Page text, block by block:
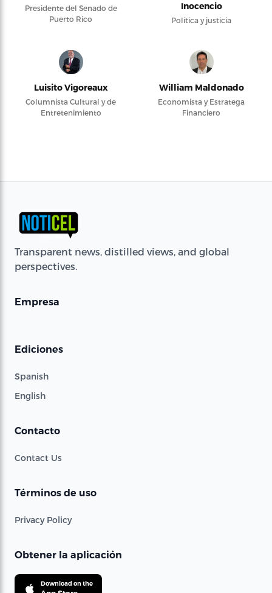
Presidente del Senado de
Puerto Rico
Inocencio
Política y justicia
Luisito Vigoreaux
Columnista Cultural y de
Entretenimiento
William Maldonado
Economista y Estratega
Financiero
Transparent news, distilled views, and global
perspectives.
Empresa
Ediciones
Spanish
English
Contacto
Contact Us
Términos de uso
Privacy Policy
Obtener la aplicación
Download on the